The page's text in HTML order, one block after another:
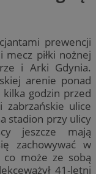
prewencji
mecz piłki nożnej
i Arki Gdynia.
arenie ponad
godzin przed
zabrzańskie ulice
stadion przy ulicy
jeszcze mają
zachowywać w
może ze sobą
41-letni